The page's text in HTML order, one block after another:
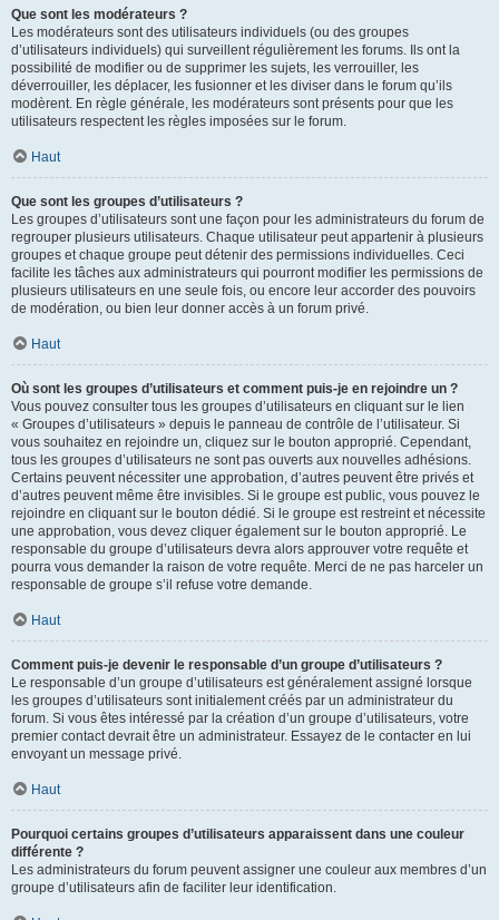
Que sont les modérateurs ?
Les modérateurs sont des utilisateurs individuels (ou des groupes
d’utilisateurs individuels) qui surveillent régulièrement les forums. Ils ont la
possibilité de modifier ou de supprimer les sujets, les verrouiller, les
déverrouiller, les déplacer, les fusionner et les diviser dans le forum qu’ils
modèrent. En règle générale, les modérateurs sont présents pour que les
utilisateurs respectent les règles imposées sur le forum.
Haut
Que sont les groupes d’utilisateurs ?
Les groupes d’utilisateurs sont une façon pour les administrateurs du forum de
regrouper plusieurs utilisateurs. Chaque utilisateur peut appartenir à plusieurs
groupes et chaque groupe peut détenir des permissions individuelles. Ceci
facilite les tâches aux administrateurs qui pourront modifier les permissions de
plusieurs utilisateurs en une seule fois, ou encore leur accorder des pouvoirs
de modération, ou bien leur donner accès à un forum privé.
Haut
Où sont les groupes d’utilisateurs et comment puis-je en rejoindre un ?
Vous pouvez consulter tous les groupes d’utilisateurs en cliquant sur le lien
« Groupes d’utilisateurs » depuis le panneau de contrôle de l’utilisateur. Si
vous souhaitez en rejoindre un, cliquez sur le bouton approprié. Cependant,
tous les groupes d’utilisateurs ne sont pas ouverts aux nouvelles adhésions.
Certains peuvent nécessiter une approbation, d’autres peuvent être privés et
d’autres peuvent même être invisibles. Si le groupe est public, vous pouvez le
rejoindre en cliquant sur le bouton dédié. Si le groupe est restreint et nécessite
une approbation, vous devez cliquer également sur le bouton approprié. Le
responsable du groupe d’utilisateurs devra alors approuver votre requête et
pourra vous demander la raison de votre requête. Merci de ne pas harceler un
responsable de groupe s’il refuse votre demande.
Haut
Comment puis-je devenir le responsable d’un groupe d’utilisateurs ?
Le responsable d’un groupe d’utilisateurs est généralement assigné lorsque
les groupes d’utilisateurs sont initialement créés par un administrateur du
forum. Si vous êtes intéressé par la création d’un groupe d’utilisateurs, votre
premier contact devrait être un administrateur. Essayez de le contacter en lui
envoyant un message privé.
Haut
Pourquoi certains groupes d’utilisateurs apparaissent dans une couleur
différente ?
Les administrateurs du forum peuvent assigner une couleur aux membres d’un
groupe d’utilisateurs afin de faciliter leur identification.